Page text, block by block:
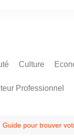
Culture
Professionnel
Guide pour trouver